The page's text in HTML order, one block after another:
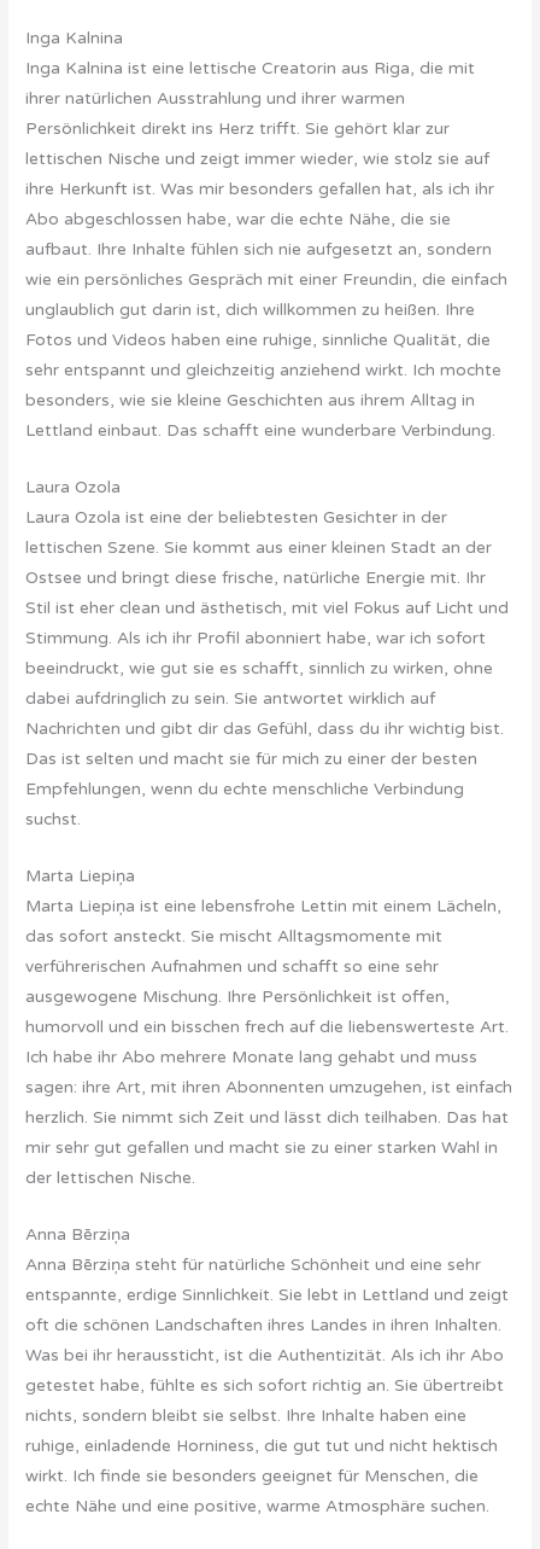
Inga Kalnina
Inga Kalnina ist eine lettische Creatorin aus Riga, die mit
ihrer natürlichen Ausstrahlung und ihrer warmen
Persönlichkeit direkt ins Herz trifft. Sie gehört klar zur
lettischen Nische und zeigt immer wieder, wie stolz sie auf
ihre Herkunft ist. Was mir besonders gefallen hat, als ich ihr
Abo abgeschlossen habe, war die echte Nähe, die sie
aufbaut. Ihre Inhalte fühlen sich nie aufgesetzt an, sondern
wie ein persönliches Gespräch mit einer Freundin, die einfach
unglaublich gut darin ist, dich willkommen zu heißen. Ihre
Fotos und Videos haben eine ruhige, sinnliche Qualität, die
sehr entspannt und gleichzeitig anziehend wirkt. Ich mochte
besonders, wie sie kleine Geschichten aus ihrem Alltag in
Lettland einbaut. Das schafft eine wunderbare Verbindung.
Laura Ozola
Laura Ozola ist eine der beliebtesten Gesichter in der
lettischen Szene. Sie kommt aus einer kleinen Stadt an der
Ostsee und bringt diese frische, natürliche Energie mit. Ihr
Stil ist eher clean und ästhetisch, mit viel Fokus auf Licht und
Stimmung. Als ich ihr Profil abonniert habe, war ich sofort
beeindruckt, wie gut sie es schafft, sinnlich zu wirken, ohne
dabei aufdringlich zu sein. Sie antwortet wirklich auf
Nachrichten und gibt dir das Gefühl, dass du ihr wichtig bist.
Das ist selten und macht sie für mich zu einer der besten
Empfehlungen, wenn du echte menschliche Verbindung
suchst.
Marta Liepiņa
Marta Liepiņa ist eine lebensfrohe Lettin mit einem Lächeln,
das sofort ansteckt. Sie mischt Alltagsmomente mit
verführerischen Aufnahmen und schafft so eine sehr
ausgewogene Mischung. Ihre Persönlichkeit ist offen,
humorvoll und ein bisschen frech auf die liebenswerteste Art.
Ich habe ihr Abo mehrere Monate lang gehabt und muss
sagen: ihre Art, mit ihren Abonnenten umzugehen, ist einfach
herzlich. Sie nimmt sich Zeit und lässt dich teilhaben. Das hat
mir sehr gut gefallen und macht sie zu einer starken Wahl in
der lettischen Nische.
Anna Bērziņa
Anna Bērziņa steht für natürliche Schönheit und eine sehr
entspannte, erdige Sinnlichkeit. Sie lebt in Lettland und zeigt
oft die schönen Landschaften ihres Landes in ihren Inhalten.
Was bei ihr heraussticht, ist die Authentizität. Als ich ihr Abo
getestet habe, fühlte es sich sofort richtig an. Sie übertreibt
nichts, sondern bleibt sie selbst. Ihre Inhalte haben eine
ruhige, einladende Horniness, die gut tut und nicht hektisch
wirkt. Ich finde sie besonders geeignet für Menschen, die
echte Nähe und eine positive, warme Atmosphäre suchen.